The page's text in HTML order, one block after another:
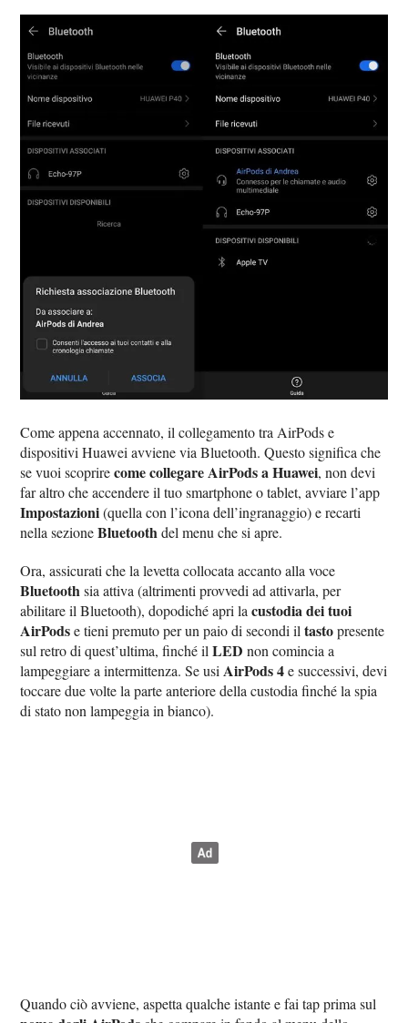
Come appena accennato, il collegamento tra AirPods e
dispositivi Huawei avviene via Bluetooth. Questo significa che
se vuoi scoprirecome collegare AirPods a Huawei, non devi
far altro che accendere il tuo smartphone o tablet, avviare l’app
Impostazioni(quella con l’icona dell’ingranaggio) e recarti
nella sezioneBluetoothdel menu che si apre.
Ora, assicurati che la levetta collocata accanto alla voce
Bluetoothsia attiva (altrimenti provvedi ad attivarla, per
abilitare il Bluetooth), dopodiché apri lacustodia dei tuoi
AirPodse tieni premuto per un paio di secondi iltastopresente
sul retro di quest’ultima, finché ilLED non comincia a
lampeggiare a intermittenza. Se usi AirPods 4e successivi, devi
toccare due volte la parte anteriore della custodia finché la spia
di stato non lampeggia in bianco).
Quando ciò avviene, aspetta qualche istante e fai tap prima sul